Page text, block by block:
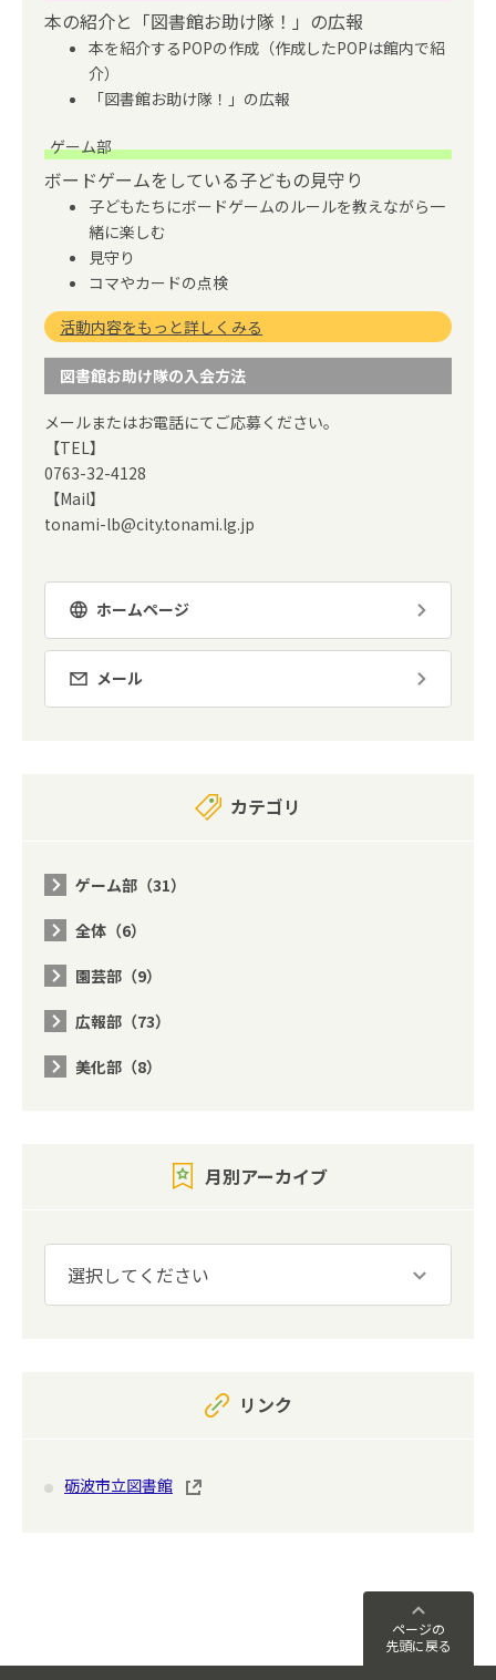
本の紹介と「図書館お助け隊！」の広報
本を紹介するPOPの作成（作成したPOPは館内で紹
介）
「図書館お助け隊！」の広報
ゲーム部
ボードゲームをしている子どもの見守り
子どもたちにボードゲームのルールを教えながら一
緒に楽しむ
見守り
コマやカードの点検
活動内容をもっと詳しくみる
図書館お助け隊の入会方法
メールまたはお電話にてご応募ください。
【TEL】
0763-32-4128
【Mail】
tonami-lb@city.tonami.lg.jp
ホームページ
メール
カテゴリ
ゲーム部（31）
全体（6）
園芸部（9）
広報部（73）
美化部（8）
月別アーカイブ
リンク
砺波市立図書館
ページの
先頭に戻る